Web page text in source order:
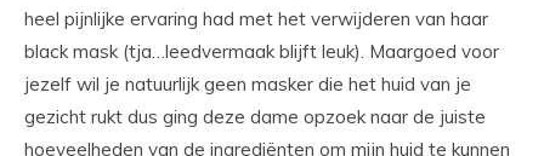
heel pijnlijke ervaring had met het verwijderen van haar
black mask (tja…leedvermaak blijft leuk). Maargoed voor
jezelf wil je natuurlijk geen masker die het huid van je
gezicht rukt dus ging deze dame opzoek naar de juiste
hoeveelheden van de ingrediënten om mijn huid te kunnen